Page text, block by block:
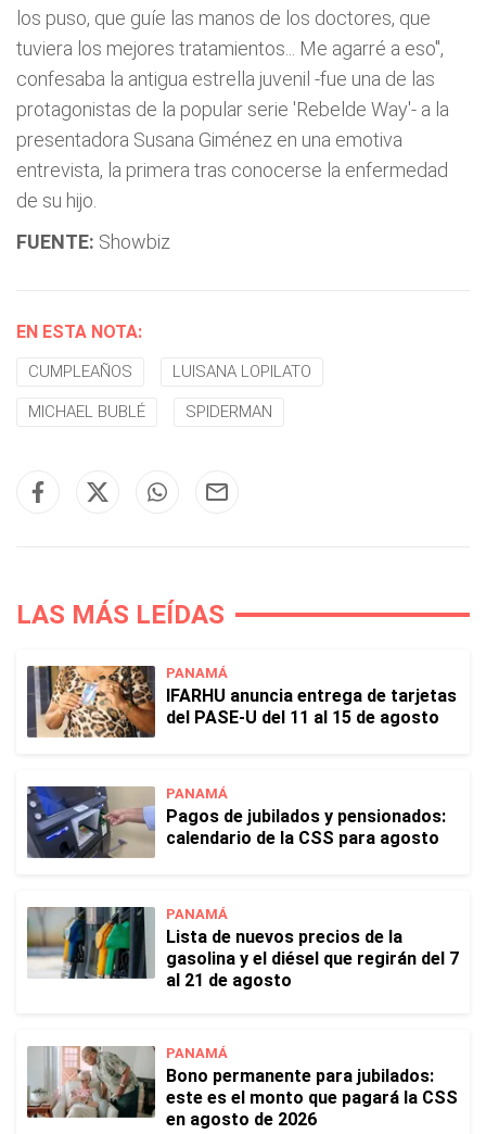
los puso, que guíe las manos de los doctores, que
tuviera los mejores tratamientos... Me agarré a eso",
confesaba la antigua estrella juvenil -fue una de las
protagonistas de la popular serie 'Rebelde Way'- a la
presentadora Susana Giménez en una emotiva
entrevista, la primera tras conocerse la enfermedad
de su hijo.
FUENTE: Showbiz
EN ESTA NOTA:
CUMPLEAÑOS LUISANA LOPILATO
MICHAEL BUBLÉ SPIDERMAN
LAS MÁS LEÍDAS
PANAMÁ
IFARHU anuncia entrega de tarjetas
del PASE-U del 11 al 15 de agosto
PANAMÁ
Pagos de jubilados y pensionados:
calendario de la CSS para agosto
PANAMÁ
Lista de nuevos precios de la
gasolina y el diésel que regirán del 7
al 21 de agosto
PANAMÁ
Bono permanente para jubilados:
este es el monto que pagará la CSS
en agosto de 2026